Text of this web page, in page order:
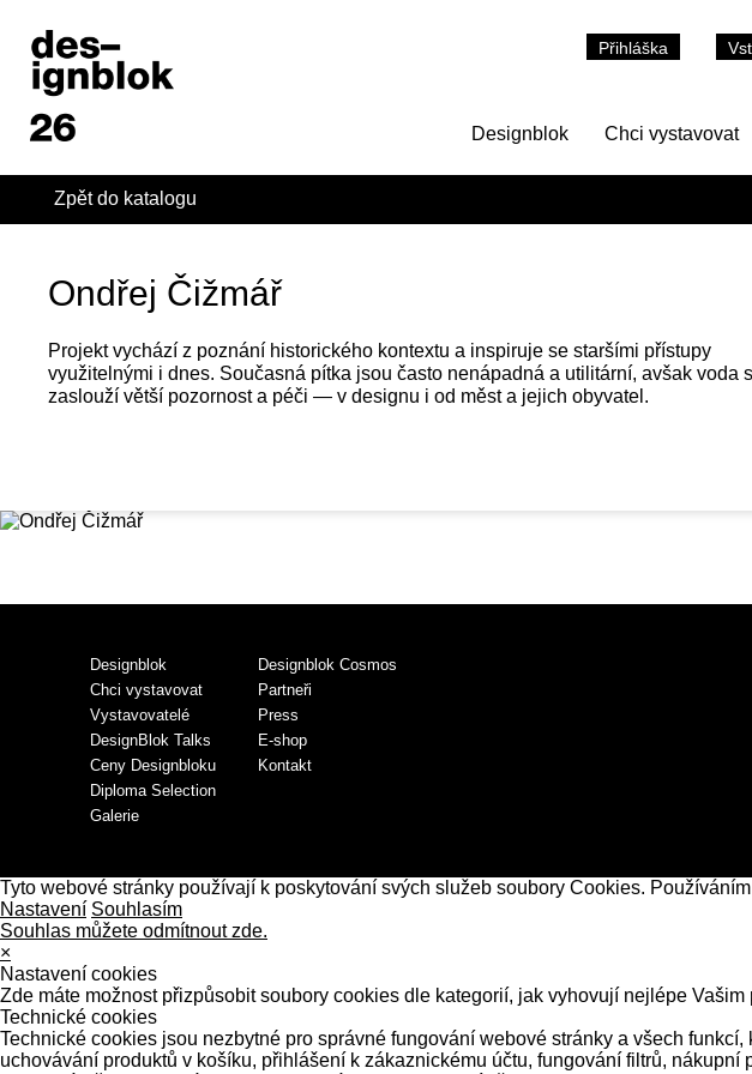
Přihláška
Designblok Chci vystavovat
Zpět do katalogu
Ondřej Čižmář
Projekt vychází z poznání historického kontextu a inspiruje se staršími přístupy
využitelnými i dnes. Současná pítka jsou často nenápadná a utilitární, avšak voda
zaslouží větší pozornost a péči — v designu i od měst a jejich obyvatel.
Designblok
Chci vystavovat
Vystavovatelé
DesignBlok Talks
Ceny Designbloku
Diploma Selection
Galerie
Designblok Cosmos
Partneři
Press
E-shop
Kontakt
Tyto webové stránky používají k poskytování svých služeb soubory Cookies.
Nastavení Souhlasím
Souhlas můžete odmítnout zde.
×
Nastavení cookies
Zde máte možnost přizpůsobit soubory cookies dle kategorií, jak vyhovují nejlépe Vašim
Technické cookies
Technické cookies jsou nezbytné pro správné fungování webové stránky a všech
uchovávání produktů v košíku, přihlášení k zákaznickému účtu, fungování filtrů,